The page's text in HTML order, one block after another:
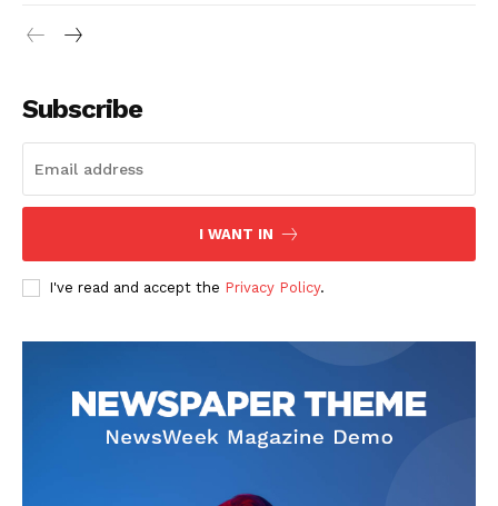
SUSCRIBETE
Nosotros
Subscribe
I WANT IN
I've read and accept the Privacy Policy.